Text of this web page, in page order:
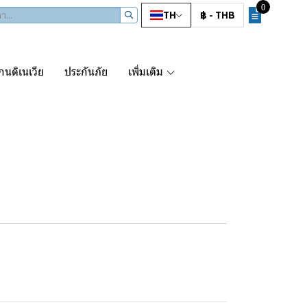
TH ฿ - THB
0
นดิเนเวีย ประกันภัย เพิ่มเติม